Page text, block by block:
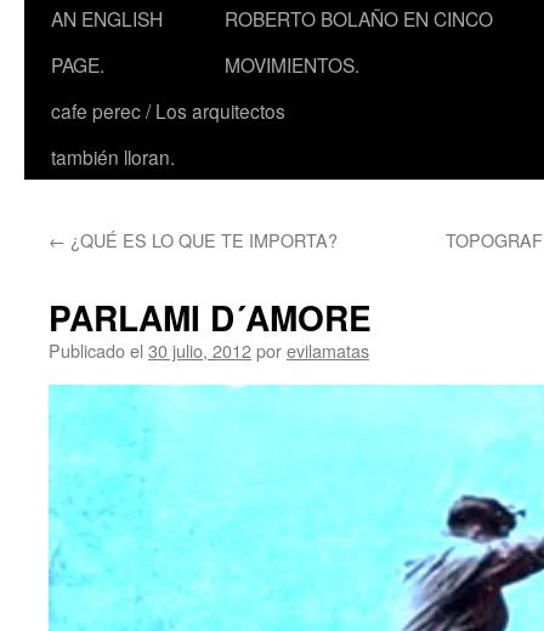
AN ENGLISH
PAGE.
ROBERTO BOLAÑO EN CINCO
MOVIMIENTOS.
cafe perec / Los arquitectos
también lloran.
← ¿QUÉ ES LO QUE TE IMPORTA?
PARLAMI D´AMORE
Publicado el 30 julio, 2012porevilamatas